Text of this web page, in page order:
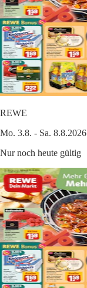
REWE
Mo. 3.8. - Sa. 8.8.2026
Nur noch heute gültig